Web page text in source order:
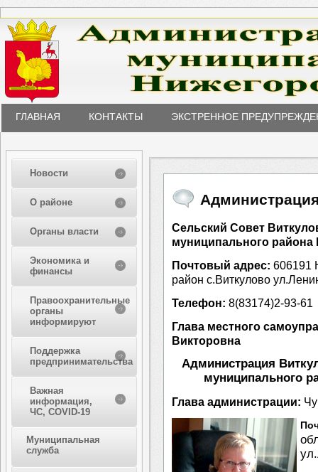
ГЛАВНАЯ КОНТАКТЫ ЭКСТРЕННОЕ
Новости
О районе
Органы власти
Экономика и
финансы
Правоохранительные
органы
информируют
Поддержка
предпринимательства
Важная
информация,
ЧС, COVID-19
Муниципальная
служба
Сельский Совет
муниципального района
Почтовый адрес: 606191
район с.Виткулово
Телефон: 8(83174)2-93-61
Глава местного
Викторовна
Администрация
муниципального
Глава администрации: